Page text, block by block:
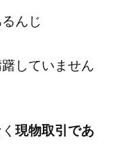
んじ
していません
現物取引であ